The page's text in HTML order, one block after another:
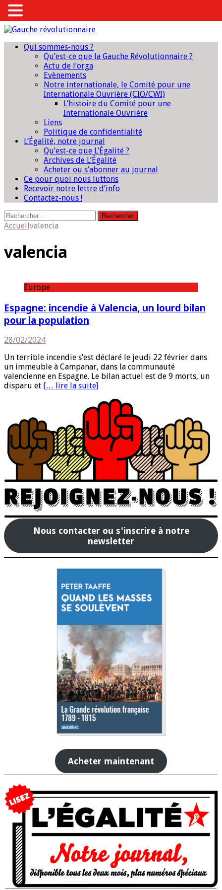
Qui sommes-nous ?
Qu’est-ce que la Gauche Révolutionnaire ?
Actu de l’orga
Evènements
Notre internationale, le Comité pour une
Internationale Ouvrière (CIO/CWI)
L’histoire du Comité pour une
Internationale Ouvrière
Liens
Politique de confidentialité
L’Égalité, notre journal
Qu’est-ce que L’Égalité ?
Archives de L’Égalité
Acheter ou s’abonner au journal
Ce pour quoi nous luttons
Recevoir notre lettre d’info
Contactez-nous !
Rechercher :
Accueilvalencia
valencia
Europe
Espagne: incendie à Valencia, un lourd bilan
pour la population
28/02/2024
Un terrible incendie s’est déclaré le jeudi 22 février dans
un immeuble à Campanar, dans la communauté
valencienne en Espagne. Le bilan actuel est de 9 morts, un
disparu et [… lire la suite]
Nous contacter ou s'inscrire à notre
newsletter
Acheter maintenant